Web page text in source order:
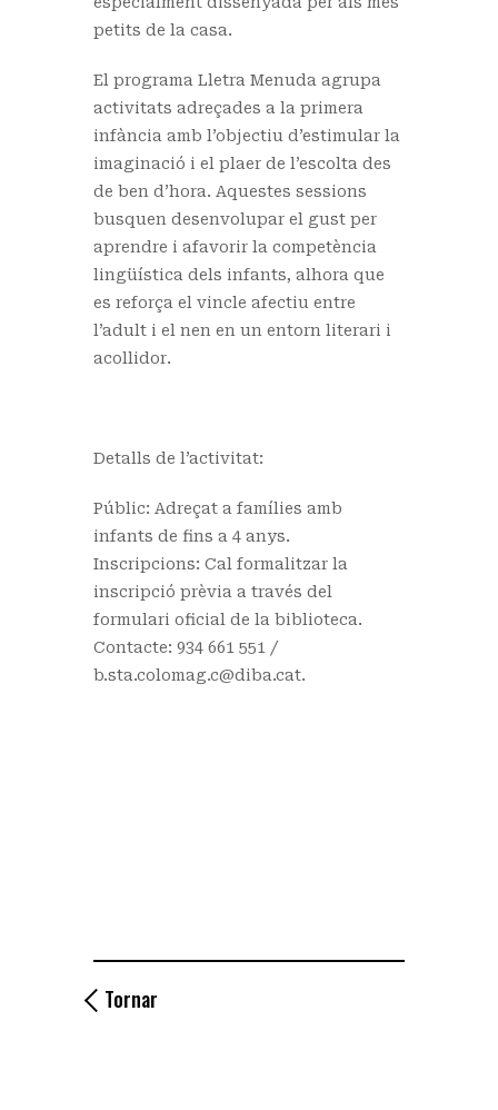
petits de la casa.
El programa Lletra Menuda agrupa
activitats adreçades a la primera
infància amb l’objectiu d’estimular la
imaginació i el plaer de l’escolta des
de ben d’hora. Aquestes sessions
busquen desenvolupar el gust per
aprendre i afavorir la competència
lingüística dels infants, alhora que
es reforça el vincle afectiu entre
l’adult i el nen en un entorn literari i
acollidor.
Detalls de l’activitat:
Públic: Adreçat a famílies amb
infants de fins a 4 anys.
Inscripcions: Cal formalitzar la
inscripció prèvia a través del
formulari oficial de la biblioteca.
Contacte: 934 661 551 /
b.sta.colomag.c@diba.cat.
Tornar